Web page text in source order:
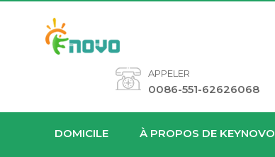
APPELER
0086-551-62626068
DOMICILE À PROPOS DE KEYNOVO